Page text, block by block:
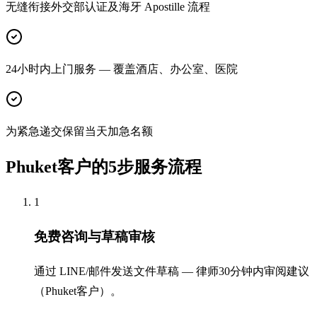
无缝衔接外交部认证及海牙 Apostille 流程
24小时内上门服务 — 覆盖酒店、办公室、医院
为紧急递交保留当天加急名额
Phuket客户的5步服务流程
1
免费咨询与草稿审核
通过 LINE/邮件发送文件草稿 — 律师30分钟内审阅建议
（Phuket客户）。